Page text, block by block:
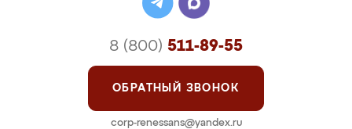
8 (800) 511-89-55
ОБРАТНЫЙ ЗВОНОК
corp-renessans@yandex.ru